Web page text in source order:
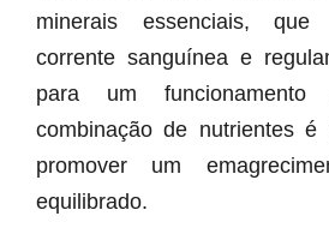
minerais essenciais, que
corrente sanguínea e
para um funcionamento
combinação de nutrientes é
promover um
equilibrado.